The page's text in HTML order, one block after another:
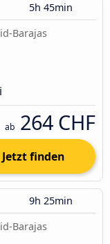
5h 45min
Barajas
ab 264 CHF
Jetzt finden
9h 25min
Barajas